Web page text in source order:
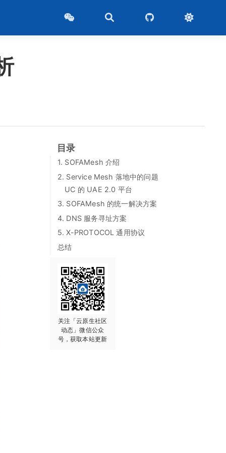
目录
1. SOFAMesh 介绍
2. Service Mesh 落地中的问题
UC 的 UAE 2.0 平台
3. SOFAMesh 的统一解决方案
4. DNS 服务寻址方案
5. X-PROTOCOL 通用协议
总结
关注「云原生社区
动态」微信公众
号，获取本站更新